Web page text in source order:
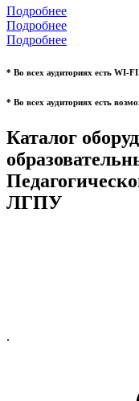
Подробнее
Подробнее
Подробнее
* Во всех аудиториях есть WI-FI
* Во всех аудиториях есть
Каталог
ЛГПУ
.